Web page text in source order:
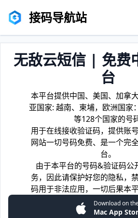
接码导航站
无敌云短信 | 免费
台
本平台提供中国、美国、加拿
亚国家: 越南、柬埔，欧洲国家
等128个国家的号
用于在线接收验证码，提供账
网站一切号码免费、是一个完
台。
由于本平台的号码&验证码公
务，因此请保护好您的隐私，
码用于非法应用，一切后果本
Download on
Mac App